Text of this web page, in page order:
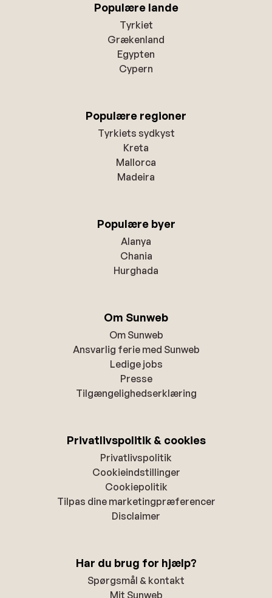
Populære lande
Tyrkiet
Grækenland
Egypten
Cypern
Populære regioner
Tyrkiets sydkyst
Kreta
Mallorca
Madeira
Populære byer
Alanya
Chania
Hurghada
Om Sunweb
Om Sunweb
Ansvarlig ferie med Sunweb
Ledige jobs
Presse
Tilgængelighedserklæring
Privatlivspolitik & cookies
Privatlivspolitik
Cookieindstillinger
Cookiepolitik
Tilpas dine marketingpræferencer
Disclaimer
Har du brug for hjælp?
Spørgsmål & kontakt
Mit Sunweb